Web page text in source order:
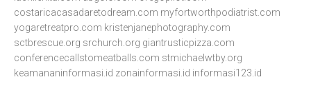
costaricacasadaretodream.com myfortworthpodiatrist.com
yogaretreatpro.com kristenjanephotography.com
sctbrescue.org srchurch.org giantrusticpizza.com
conferencecallstomeatballs.com stmichaelwtby.org
keamananinformasi.id zonainformasi.id informasi123.id